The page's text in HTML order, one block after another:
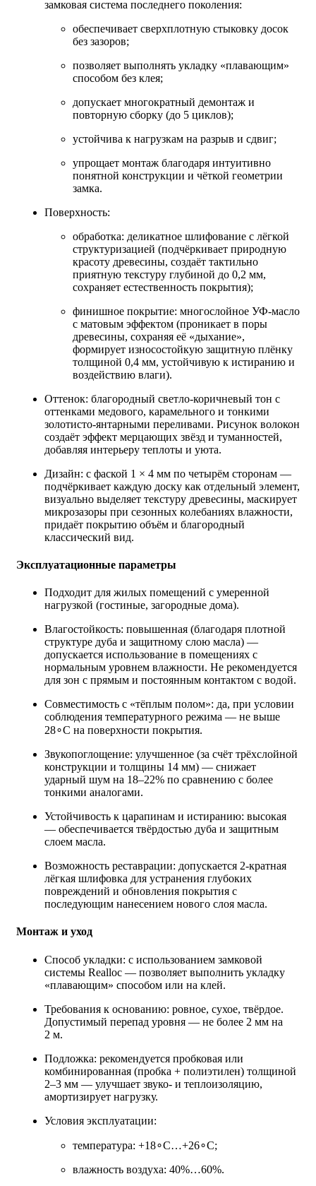
замковая система последнего поколения:
обеспечивает сверхплотную стыковку досок
без зазоров;
позволяет выполнять укладку «плавающим»
способом без клея;
допускает многократный демонтаж и
повторную сборку (до 5 циклов);
устойчива к нагрузкам на разрыв и сдвиг;
упрощает монтаж благодаря интуитивно
понятной конструкции и чёткой геометрии
замка.
Поверхность:
обработка: деликатное шлифование с лёгкой
структуризацией (подчёркивает природную
красоту древесины, создаёт тактильно
приятную текстуру глубиной до 0,2 мм,
сохраняет естественность покрытия);
финишное покрытие: многослойное УФ‑масло
с матовым эффектом (проникает в поры
древесины, сохраняя её «дыхание»,
формирует износостойкую защитную плёнку
толщиной 0,4 мм, устойчивую к истиранию и
воздействию влаги).
Оттенок: благородный светло‑коричневый тон с
оттенками медового, карамельного и тонкими
золотисто‑янтарными переливами. Рисунок волокон
создаёт эффект мерцающих звёзд и туманностей,
добавляя интерьеру теплоты и уюта.
Дизайн: с фаской 1 × 4 мм по четырём сторонам —
подчёркивает каждую доску как отдельный элемент,
визуально выделяет текстуру древесины, маскирует
микрозазоры при сезонных колебаниях влажности,
придаёт покрытию объём и благородный
классический вид.
Эксплуатационные параметры
Подходит для жилых помещений с умеренной
нагрузкой (гостиные, загородные дома).
Влагостойкость: повышенная (благодаря плотной
структуре дуба и защитному слою масла) —
допускается использование в помещениях с
нормальным уровнем влажности. Не рекомендуется
для зон с прямым и постоянным контактом с водой.
Совместимость с «тёплым полом»: да, при условии
соблюдения температурного режима — не выше
28∘C на поверхности покрытия.
Звукопоглощение: улучшенное (за счёт трёхслойной
конструкции и толщины 14 мм) — снижает
ударный шум на 18–22% по сравнению с более
тонкими аналогами.
Устойчивость к царапинам и истиранию: высокая
— обеспечивается твёрдостью дуба и защитным
слоем масла.
Возможность реставрации: допускается 2‑кратная
лёгкая шлифовка для устранения глубоких
повреждений и обновления покрытия с
последующим нанесением нового слоя масла.
Монтаж и уход
Способ укладки: с использованием замковой
системы Realloc — позволяет выполнить укладку
«плавающим» способом или на клей.
Требования к основанию: ровное, сухое, твёрдое.
Допустимый перепад уровня — не более 2 мм на
2 м.
Подложка: рекомендуется пробковая или
комбинированная (пробка + полиэтилен) толщиной
2–3 мм — улучшает звуко‑ и теплоизоляцию,
амортизирует нагрузку.
Условия эксплуатации:
температура: +18∘C…+26∘C;
влажность воздуха: 40%…60%.